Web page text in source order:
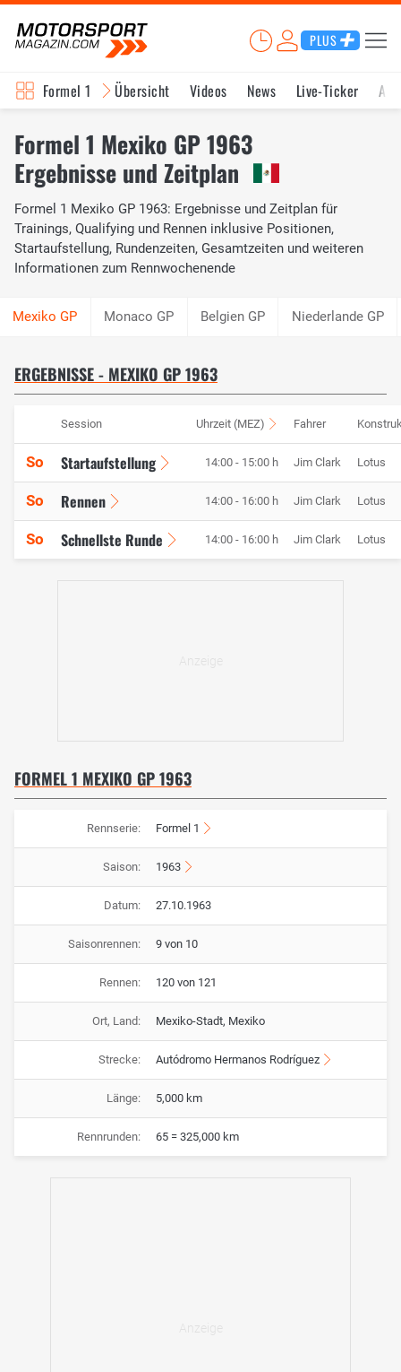
PLUS
Formel 1 Übersicht Videos News Live-Ticker
Formel 1 Mexiko GP 1963
Ergebnisse und Zeitplan
Formel 1 Mexiko GP 1963: Ergebnisse und Zeitplan für
Trainings, Qualifying und Rennen inklusive Positionen,
Startaufstellung, Rundenzeiten, Gesamtzeiten und weiteren
Informationen zum Rennwochenende
Monaco GP Belgien GP Niederlande GP
ERGEBNISSE - MEXIKO GP 1963
Session Uhrzeit (MEZ) Fahrer
So Startaufstellung 14:00 - 15:00 h Jim Clark Lotus
So Rennen 14:00 - 16:00 h Jim Clark Lotus
So Schnellste Runde 14:00 - 16:00 h Jim Clark Lotus
FORMEL 1 MEXIKO GP 1963
Rennserie: Formel 1
Saison: 1963
Datum: 27.10.1963
Saisonrennen: 9 von 10
Rennen: 120 von 121
Ort, Land: Mexiko-Stadt, Mexiko
Strecke: Autódromo Hermanos Rodríguez
Länge: 5,000 km
Rennrunden: 65 = 325,000 km